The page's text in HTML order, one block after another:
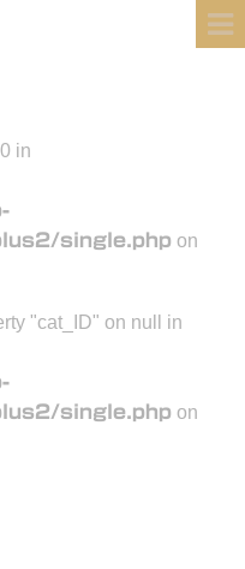
in
single.php on
"cat_ID" on null in
single.php on